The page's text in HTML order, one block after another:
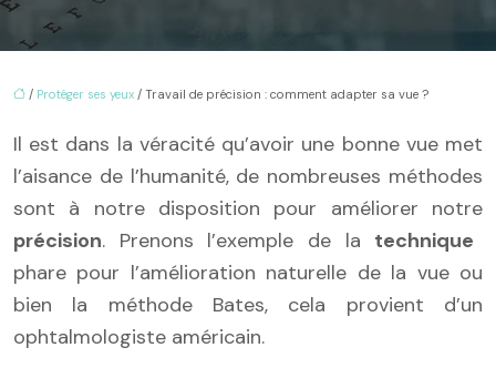
/ Protéger ses yeux / Travail de précision : comment adapter sa vue ?
Il est dans la véracité qu’avoir une bonne vue met
l’aisance de l’humanité, de nombreuses méthodes
sont à notre disposition pour améliorer notre
précision. Prenons l’exemple de la technique
phare pour l’amélioration naturelle de la vue ou
bien la méthode Bates, cela provient d’un
ophtalmologiste américain.